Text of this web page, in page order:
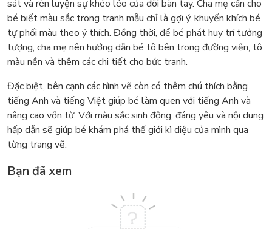
sát và rèn luyện sự khéo léo của đôi bàn tay. Cha mẹ cần cho
bé biết màu sắc trong tranh mẫu chỉ là gợi ý, khuyến khích bé
tự phối màu theo ý thích. Đồng thời, để bé phát huy trí tưởng
tượng, cha mẹ nên hướng dẫn bé tô bên trong đường viền, tô
màu nền và thêm các chi tiết cho bức tranh.
Đặc biệt, bên cạnh các hình vẽ còn có thêm chú thích bằng
tiếng Anh và tiếng Việt giúp bé làm quen với tiếng Anh và
nâng cao vốn từ. Với màu sắc sinh động, đáng yêu và nội dung
hấp dẫn sẽ giúp bé khám phá thế giới kì diệu của mình qua
từng trang vẽ.
Bạn đã xem